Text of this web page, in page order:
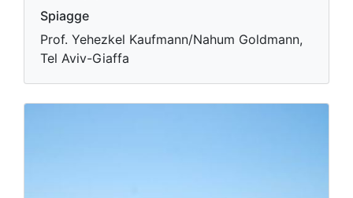
Spiagge
Prof. Yehezkel Kaufmann/Nahum Goldmann,
Tel Aviv-Giaffa